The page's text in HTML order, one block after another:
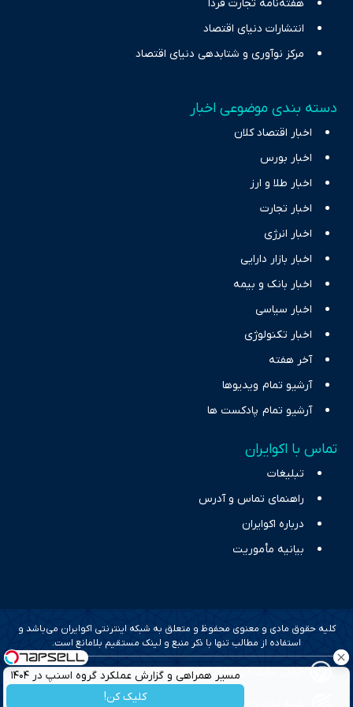
مسیر همراهی و گزارش عملکرد گروه اسنپ در ۱۴۰۴
کلیک کن!
هفته‌نامه تجارت فردا
انتشارات دنیای اقتصاد
مرکز نوآوری و شتابدهی دنیای اقتصاد
دسته بندی موضوعی اخبار
اخبار اقتصاد کلان
اخبار بورس
اخبار طلا و ارز
اخبار تجارت
اخبار انرژی
اخبار بازار دارایی
اخبار بانک و بیمه
اخبار سیاسی
اخبار تکنولوژی
آخر هفته
آرشیو تمام ویدیوها
آرشیو تمام پادکست ها
تماس با اکوایران
تبلیغات
راهنمای تماس و آدرس
درباره اکوایران
بیانیه مأموریت
کلیه حقوق مادی و معنوی محفوظ و متعلق به شبکه اینترنتی اکوایران می‌باشد و
استفاده از مطالب تنها با ذکر منبع و لینک مستقیم بلامانع است.
طراحی سایت خبری و خبرگزاری آسام
بهینه سازی و سئو؛ گروه رسانه ای دنیای اقتصاد